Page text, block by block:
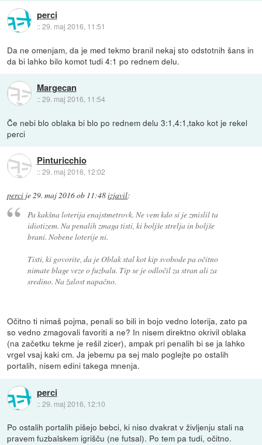
perci
::29. maj 2016, 11:51
Da ne omenjam, da je med tekmo branil nekaj sto odstotnih šans in
da bi lahko bilo komot tudi 4:1 po rednem delu.
Margecan
::29. maj 2016, 11:54
Če nebi blo oblaka bi blo po rednem delu 3:1,4:1,tako kot je rekel
perci
Pinturicchio
::29. maj 2016, 12:02
perci je29. maj 2016 ob 11:48izjavil:
Pa kakšna loterija enajstmetrovk. Ne vem kdo si je zmislil ta
idiotizem. Na penalih zmaga tisti, ki boljše strelja in boljše
brani. Nobene loterije ni.
Tisti, ki govorite, da je Oblak stal kot kip svobode pa očitno
nimate blage veze o fuzbalu. Tip se je odločil za stran ali za
sredino. Na žalost napačno.
Očitno ti nimaš pojma, penali so bili in bojo vedno loterija, zato pa
so vedno zmagovali favoriti a ne? In nisem direktno okrivil oblaka
(na začetku tekme je rešil zicer), ampak pri penalih bi se ja lahko
vrgel vsaj kaki cm. Ja jebemu pa sej malo poglejte po ostalih
portalih, nisem edini takega mnenja.
perci
::29. maj 2016, 12:10
Po ostalih portalih pišejo bebci, ki niso dvakrat v življenju stali na
pravem fuzbalskem igrišču (ne futsal). Po tem pa tudi, očitno.